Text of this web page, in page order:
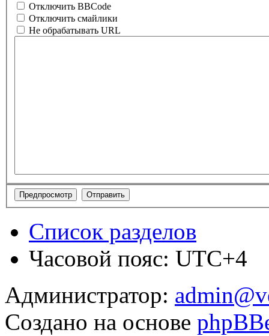
Отключить BBCode
Отключить смайлики
Не обрабатывать URL
Список разделов
Часовой пояс: UTC+4
Администратор:
Создано на основе